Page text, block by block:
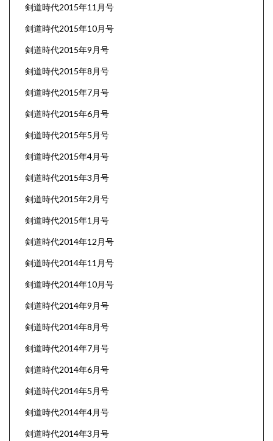
剣道時代2015年11月号
剣道時代2015年10月号
剣道時代2015年9月号
剣道時代2015年8月号
剣道時代2015年7月号
剣道時代2015年6月号
剣道時代2015年5月号
剣道時代2015年4月号
剣道時代2015年3月号
剣道時代2015年2月号
剣道時代2015年1月号
剣道時代2014年12月号
剣道時代2014年11月号
剣道時代2014年10月号
剣道時代2014年9月号
剣道時代2014年8月号
剣道時代2014年7月号
剣道時代2014年6月号
剣道時代2014年5月号
剣道時代2014年4月号
剣道時代2014年3月号